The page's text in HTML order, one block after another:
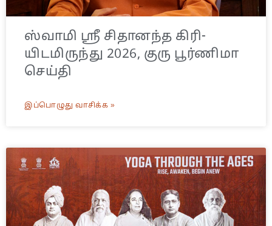
ஸ்வாமி ஸ்ரீ சிதானந்த கிரி-
யிடமிருந்து 2026, குரு பூர்ணிமா
செய்தி
இப்பொழுது வாசிக்க »